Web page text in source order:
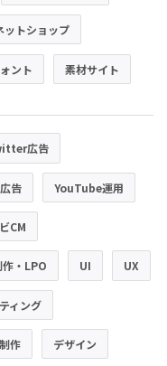
ットショップ
ント 素材サイト
広告
告 YouTube運用
CM
作・LPO UI UX
ィング
作 デザイン